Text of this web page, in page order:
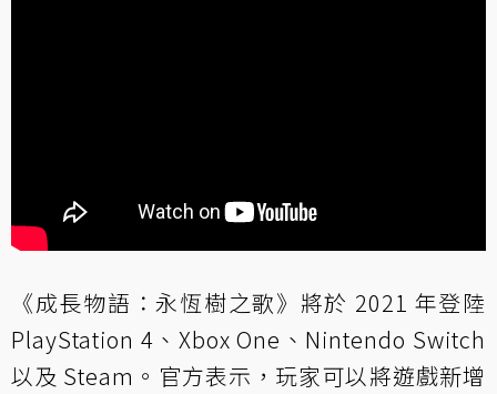
《成長物語：永恆樹之歌》將於 2021 年登陸
PlayStation 4、Xbox One、Nintendo Switch
以及 Steam。官方表示，玩家可以將遊戲新增